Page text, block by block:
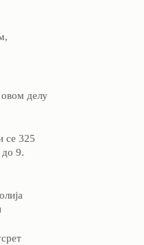
овом делу
се 325
до 9.